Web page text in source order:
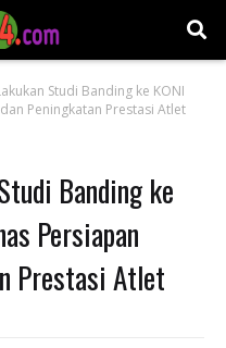
Studi Banding ke KONI
Peningkatan Prestasi Atlet
Banding ke
Persiapan
Prestasi Atlet